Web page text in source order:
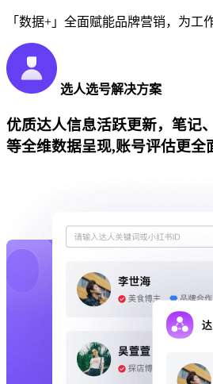
「数据+」全面赋能品牌营销，为工
选人选号解决方案
优质达人信息活跃更新，笔记
等全维数据呈现,账号评估更全